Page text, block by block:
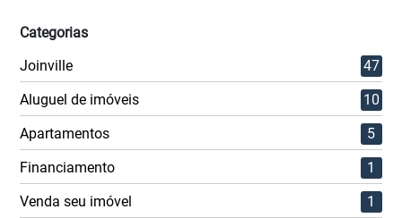
Categorias
Joinville
47
Aluguel de imóveis
10
Apartamentos
5
Financiamento
1
Venda seu imóvel
1